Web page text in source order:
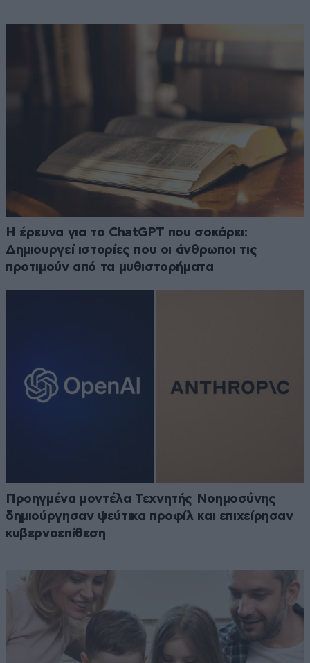
H έρευνα για το ChatGPT που σοκάρει:
Δημιουργεί ιστορίες που οι άνθρωποι τις
προτιμούν από τα μυθιστορήματα
Προηγμένα μοντέλα Τεχνητής Νοημοσύνης
δημιούργησαν ψεύτικα προφίλ και επιχείρησαν
κυβερνοεπίθεση